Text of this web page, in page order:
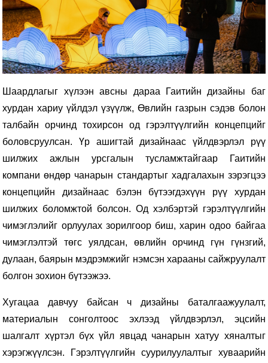
Шаардлагыг хүлээн авсны дараа Гаитийн дизайны баг
хурдан хариу үйлдэл үзүүлж, Өвлийн газрын сэдэв болон
талбайн орчинд тохирсон од гэрэлтүүлгийн концепцийг
боловсруулсан. Үр ашигтай дизайнаас үйлдвэрлэл рүү
шилжих ажлын урсгалын тусламжтайгаар Гаитийн
компани өндөр чанарын стандартыг хадгалахын зэрэгцээ
концепцийн дизайнаас бэлэн бүтээгдэхүүн рүү хурдан
шилжих боломжтой болсон. Од хэлбэртэй гэрэлтүүлгийн
чимэглэлийг орлуулах зорилгоор биш, харин одоо байгаа
чимэглэлтэй төгс уялдсан, өвлийн орчинд гүн гүнзгий,
дулаан, баярын мэдрэмжийг нэмсэн харааны сайжруулалт
болгон зохион бүтээжээ.
Хугацаа давчуу байсан ч дизайны баталгаажуулалт,
материалын сонголтоос эхлээд үйлдвэрлэл, эцсийн
шалгалт хүртэл бүх үйл явцад чанарын хатуу хяналтыг
хэрэгжүүлсэн. Гэрэлтүүлгийн суурилуулалтыг хуваарийн